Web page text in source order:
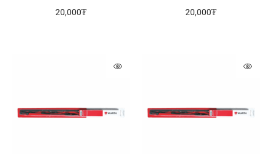
20,000₮
20,000₮